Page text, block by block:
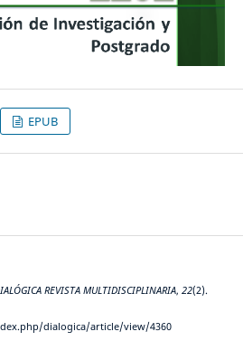
EPUB
REVISTA MULTIDISCIPLINARIA, 22(2).
dialogica/article/view/4360